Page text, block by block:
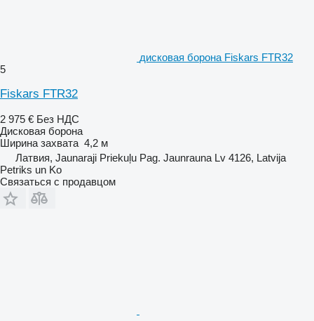
дисковая борона Fiskars FTR32
5
Fiskars FTR32
2 975 € Без НДС
Дисковая борона
Ширина захвата 4,2 м
Латвия, Jaunaraji Priekuļu Pag. Jaunrauna Lv 4126, Latvija
Petriks un Ko
Связаться с продавцом